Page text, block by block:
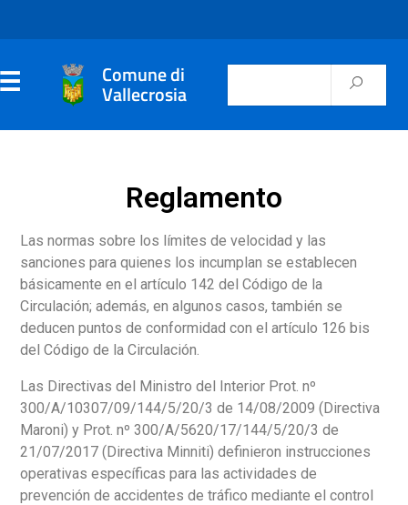
Comune di
Vallecrosia
Español
Reglamento
Las normas sobre los límites de velocidad y las
sanciones para quienes los incumplan se establecen
básicamente en el artículo 142 del Código de la
Circulación; además, en algunos casos, también se
deducen puntos de conformidad con el artículo 126 bis
del Código de la Circulación.
Las Directivas del Ministro del Interior Prot. nº
300/A/10307/09/144/5/20/3 de 14/08/2009 (Directiva
Maroni) y Prot. nº 300/A/5620/17/144/5/20/3 de
21/07/2017 (Directiva Minniti) definieron instrucciones
operativas específicas para las actividades de
prevención de accidentes de tráfico mediante el control